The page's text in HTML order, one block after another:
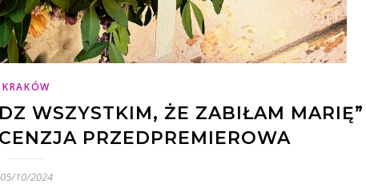
KRAKÓW
WSZYSTKIM, ŻE ZABIŁAM MARIĘ”
PRZEDPREMIEROWA
05/10/2024